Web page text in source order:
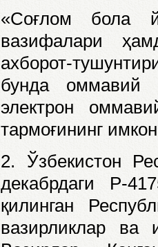
«Соғлом бола
вазифалари
ахборот-
бунда оммавий
электрон
тармоғининг
2. Ўзбекистон
декабрдаги Р-
қилинган
вазирликлар ва